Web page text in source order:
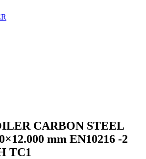
CARBON STEEL
mm EN10216 -2
TC1